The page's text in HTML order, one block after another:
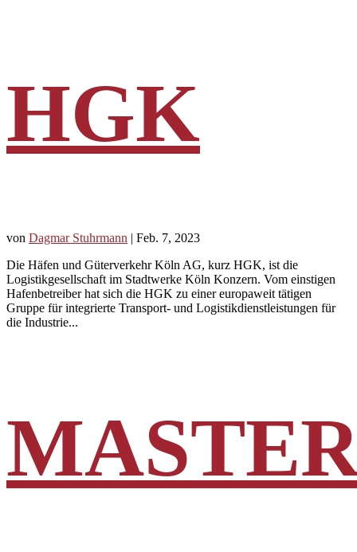
HGK
von Dagmar Stuhrmann | Feb. 7, 2023
Die Häfen und Güterverkehr Köln AG, kurz HGK, ist die
Logistikgesellschaft im Stadtwerke Köln Konzern. Vom einstigen
Hafenbetreiber hat sich die HGK zu einer europaweit tätigen
Gruppe für integrierte Transport- und Logistikdienstleistungen für
die Industrie...